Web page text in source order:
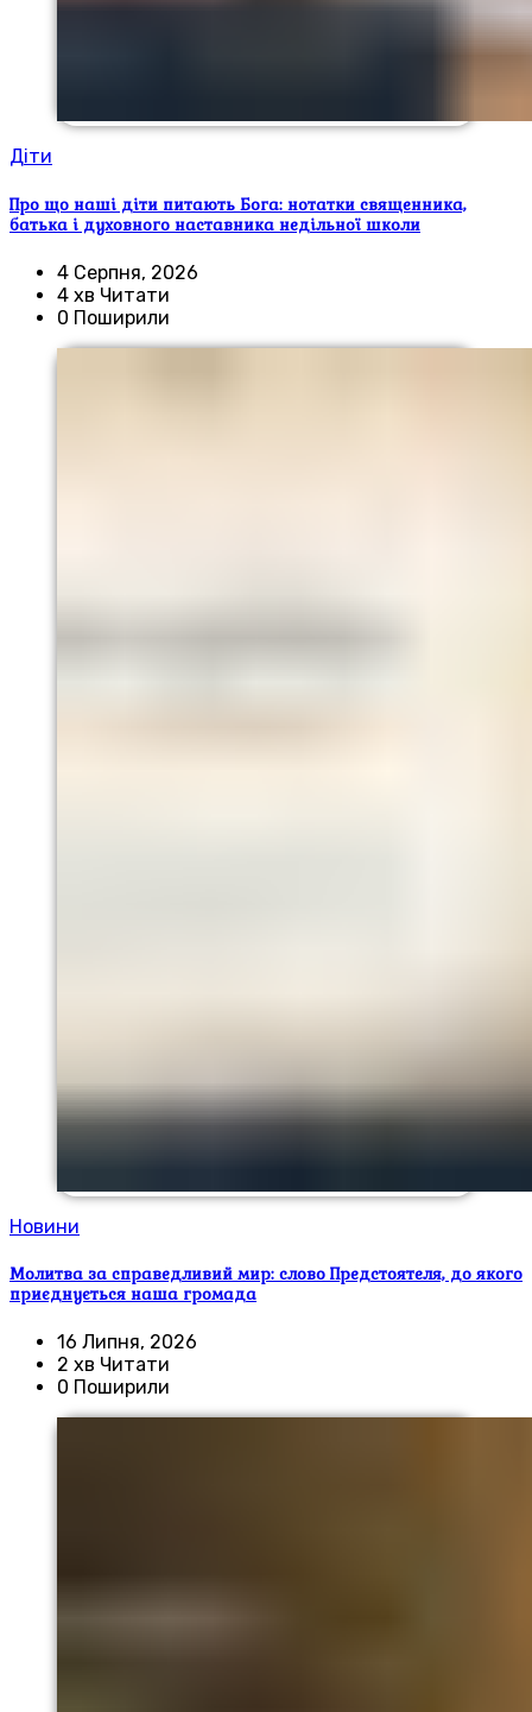
Діти
Про що наші діти питають Бога: нотатки священника,
батька і духовного наставника недільної школи
4 Серпня, 2026
4 хв Читати
0 Поширили
Новини
Молитва за справедливий мир: слово Предстоятеля, до якого
приєднується наша громада
16 Липня, 2026
2 хв Читати
0 Поширили